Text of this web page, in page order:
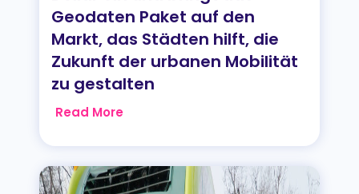
Geodaten Paket auf den
Markt, das Städten hilft, die
Zukunft der urbanen Mobilität
zu gestalten
Read More